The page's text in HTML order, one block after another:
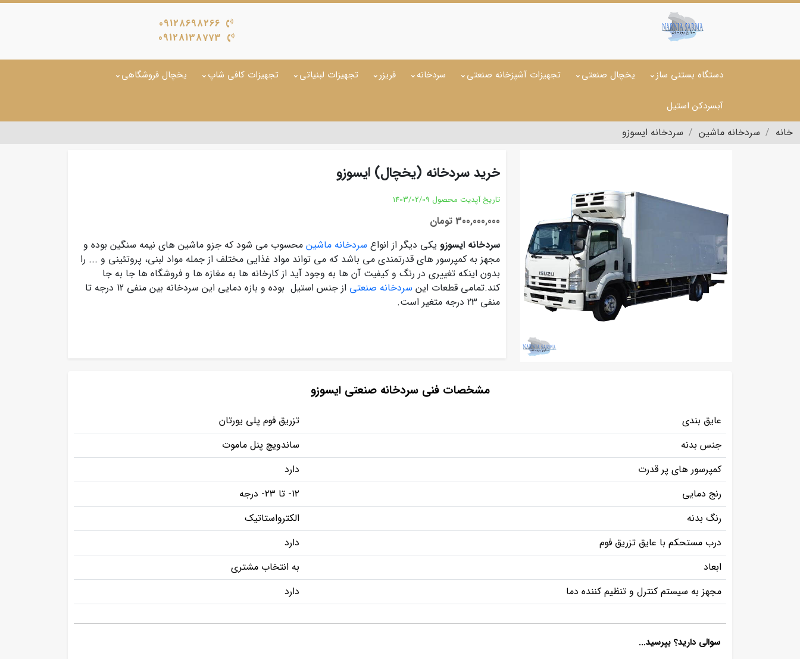
09128698266
09128138773
دستگاه بستنی ساز یخچال صنعتی تجهیزات آشپزخانه صنعتی سردخانه فریزر تجهیزات لبنیاتی تجهیزات کافی شاپ یخچال فروشگاهی
آبسردکن استیل
خانه سردخانه ماشین سردخانه ایسوزو
خرید سردخانه (یخچال) ایسوزو
تاریخ آپدیت محصول 1403/02/09
300,000,000 تومان
سردخانه ایسوزو یکی دیگر از انواع سردخانه ماشین محسوب می شود که جزو ماشین های نیمه سنگین بوده و
مجهز به کمپرسور های قدرتمندی می باشد که می تواند مواد غذایی مختلف از جمله مواد لبنی، پروتئینی و ... را
بدون اینکه تغییری در رنگ و کیفیت آن ها به وجود آید از کارخانه ها به مغازه ها و فروشگاه ها جا به جا
کند.تمامی قطعات این سردخانه صنعتی
از جنس استیل بوده و بازه دمایی این سردخانه بین منفی 12 درجه تا
منفی 23 درجه متغیر است.
مشخصات فنی سردخانه صنعتی ایسوزو
عایق بندی
تزریق فوم پلی یورتان
جنس بدنه
ساندویچ پنل ماموت
کمپرسور های پر قدرت
دارد
رنج دمایی
۱۲- تا ۲۳- درجه
رنگ بدنه
الکترواستاتیک
درب مستحکم با عایق تزریق فوم
دارد
ابعاد
به انتخاب مشتری
مجهز به سیستم کنترل و تنظیم کننده دما
دارد
سوالی دارید؟ بپرسید...